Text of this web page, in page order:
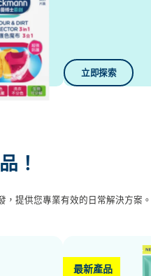
立即探索
！
提供您專業有效的日常解決方案
最新產品